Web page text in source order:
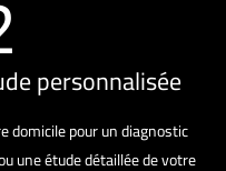
personnalisée
domicile pour un diagnostic
une étude détaillée de votre